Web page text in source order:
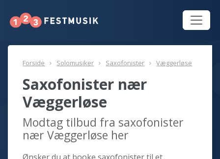
Forside Solomusiker Saxofonister Væggerløse
Saxofonister nær
Væggerløse
Modtag tilbud fra saxofonister
nær Væggerløse her